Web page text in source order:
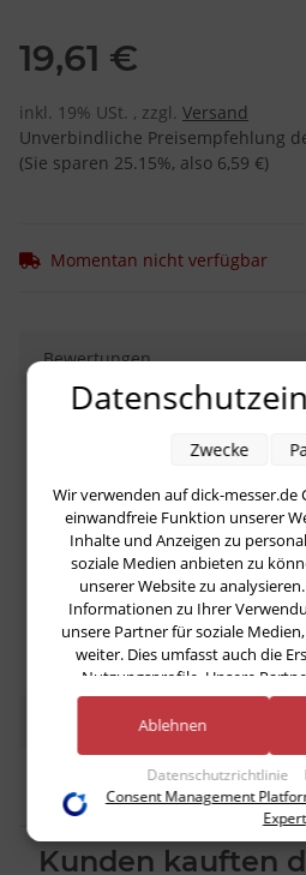
19,61 €
inkl. 19% USt. , zzgl. Versand
Unverbindliche Preisempfehlung
(Sie sparen 25.15%, also 6,59 €)
Momentan nicht verfügbar
Bewertungen
Geben Sie die erste Bewertung
Artikel bewerten
Es gibt noch keine Bewertungen.
Benachrichtigen, wenn verfügbar
Kunden kauften
Wir verwenden auf dick-messer.de
einwandfreie Funktion unserer
Inhalte und Anzeigen zu
soziale Medien anbieten zu
unserer Website zu
Informationen zu Ihrer
unsere Partner für soziale
weiter. Dies umfasst auch die
Nutzungsprofile. Unsere
Products) führen diese
weiteren Daten zusammen, die Sie
im Rahmen Ihrer Nutzung der
(bspw. Nutzungsdaten anderer
Nutzung von Cookies und
widerrufen, indem Sie auf den
unten klicken und dort die
Datenschutzrichtlinie
Zwecke
Ablehnen
Consent Management
Expert